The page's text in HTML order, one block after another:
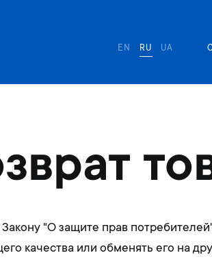
EN RU UA
"О защите прав
качества или обменять его на